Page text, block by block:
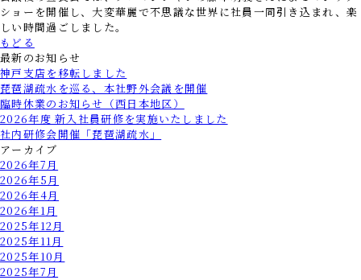
ショーを開催し、大変華麗で不思議な世界に社員一同引き込まれ、楽
しい時間過ごしました。
もどる
最新のお知らせ
神戸支店を移転しました
琵琶湖疏水を巡る、本社野外会議を開催
臨時休業のお知らせ（西日本地区）
2026年度 新入社員研修を実施いたしました
社内研修会開催「琵琶湖疏水」
アーカイブ
2026年7月
2026年5月
2026年4月
2026年1月
2025年12月
2025年11月
2025年10月
2025年7月